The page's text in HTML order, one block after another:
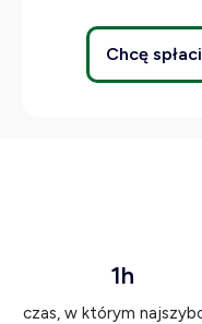
Chcę
1h
czas, w którym